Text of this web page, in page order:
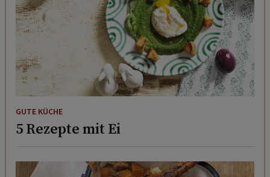
GUTE KÜCHE
5 Rezepte mit Ei